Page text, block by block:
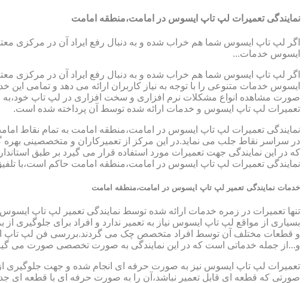
نمایندگی تعمیرات لپ تاپ ایسوس در امامت،منطقه امامت
اگر لپ تاپ ایسوس شما هم خراب شده و به دنبال رفع ایراد آن در مرکزی
ایسوس خدمات...
اگر لپ تاپ ایسوس شما هم خراب شده و به دنبال رفع ایراد آن در مرکزی
ایسوس خدمات متنوعی را با توجه به نیاز کاربران ارائه می دهد و تمامی
صورت مشاهده انواع مشکلات نرم افزاری و سخت افزاری در لپ تاپ خود،به
تعمیرات لپ تاپ ایسوس و خدمات ارائه شده توسط آن پرداخته شده است.
نمایندگی تعمیرات لپ تاپ ایسوس در امامت،منطقه امامت به تمام نقاط
در سراسر نقاط جلب می نماید.در این مرکز از تعمیرکاران و متخصصینی بهره
که در این نمایندگی جهت تعمیرات مورد استفاده قرار می گیرد بر طبق
نمایندگی تعمیرات لپ تاپ ایسوس در امامت،منطقه امامت حاکم است،با
خدمات نمایندگی تعمیر لپ تاپ ایسوس در امامت،منطقه امامت
تنها تعمیرات در زمره خدمات ارائه شده توسط نمایندگی تعمیر لپ تاپ
بسیاری از مواقع لپ تاپ ایسوس نیاز به تعمیر ندارد و افراد برای
و قطعات مختلف آن توسط افراد متخصص چک می گردند.بررسی فن لپ تاپ
و...از جمله خدماتی است که در این نمایندگی به صورت تخصصی صورت می
تعمیرات لپ تاپ ایسوس نیز به صورت حرفه ای انجام شده و جهت جلوگیری
صورتی که قطعه ای قابل تعمیر نباشد،آن را به صورت حرفه ای با قطعه ای